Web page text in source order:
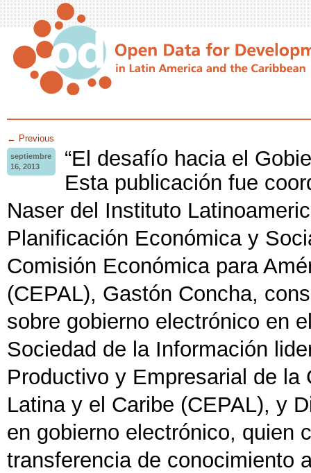
← Previous
septiembre
16, 2013
“El desafío hacia el
Esta publicación fue
Naser del Instituto
Planificación Económica y
Comisión Económica para
(CEPAL), Gastón Concha,
sobre gobierno electrónico en
Sociedad de la Información
Productivo y Empresarial de
Latina y el Caribe (CEPAL), y
en gobierno electrónico, quien
transferencia de conocimiento